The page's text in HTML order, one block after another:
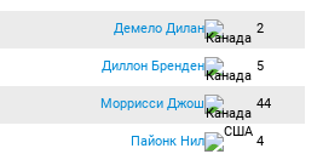
Демело Дилан 2
Диллон Бренден 5
Моррисcи Джош 44
Пайонк Нил 4